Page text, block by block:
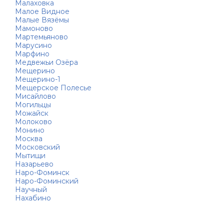
Малаховка
Малое Видное
Малые Вязёмы
Мамоново
Мартемьяново
Марусино
Марфино
Медвежьи Озёра
Мещерино
Мещерино-1
Мещерское Полесье
Мисайлово
Могильцы
Можайск
Молоково
Монино
Москва
Московский
Мытищи
Назарьево
Наро-Фоминск
Наро-Фоминский
Научный
Нахабино